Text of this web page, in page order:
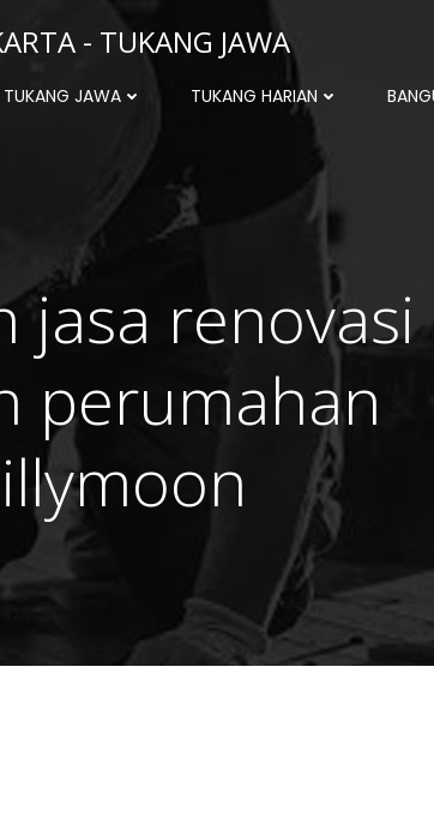
- TUKANG JAWA
TUKANG JAWA TUKANG HARIAN
jasa renovasi
perumahan